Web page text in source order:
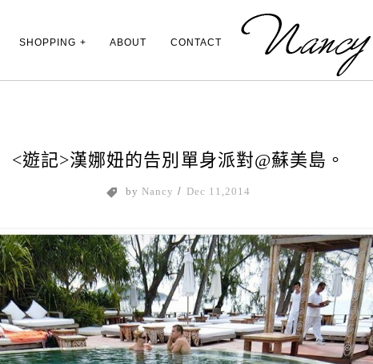
SHOPPING ABOUT CONTACT
<遊記>漢娜妞的告別單身派對@蘇美島。
by Nancy / Dec 11,2014